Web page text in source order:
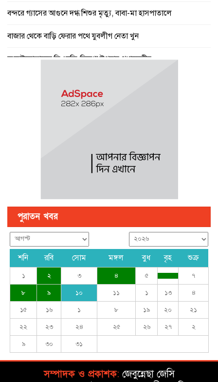
বন্দরে গ্যাসের আগুনে দগ্ধ শিশুর মৃত্যু, বাবা-মা হাসপাতালে
বাজার থেকে বাড়ি ফেরার পথে যুবলীগ নেতা খুন
জুলাইযোদ্ধাদের সিএনজি-রিকশা উপহার প্রধানমন্ত্রীর
পে স্কেল নিয়ে বড় সুখবর, ফাইল উঠছে মন্ত্রিসভায়
পুরাতন খবর
শনি রবি সোম মঙ্গল বুধ বৃহ শুক্র
১ ২ ৩ ৪ ৫ ৭
৮ ৯ ১০ ১১ ১ ১৩ ৪
১৫ ১৬ ১ ৮ ১৯ ২০ ২১
২২ ২৩ ২৪ ২৫ ২৬ ২৭ ২
৯ ৩০ ৩১
সম্পাদক ও প্রকাশক: জেবুন্নেছা জেসি